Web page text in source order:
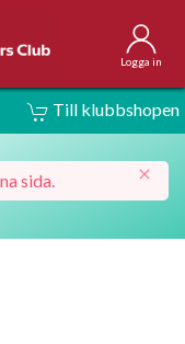
Logga in
Till klubbshopen
sida.